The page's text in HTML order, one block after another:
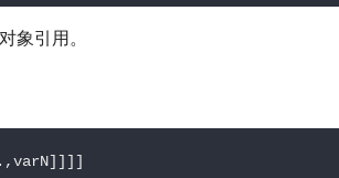
象引用。
varN]]]]